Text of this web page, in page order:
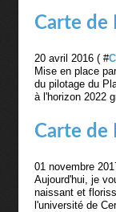
Carte de
20 avril 2016 ( #
Mise en place
du pilotage du
à l'horizon 2022
Carte de
01 novembre
Aujourd'hui, je
naissant et
l'université de